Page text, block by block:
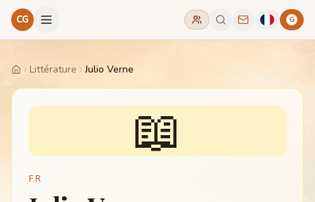
CG G
HomeLittérature Julio Verne
📖
FR